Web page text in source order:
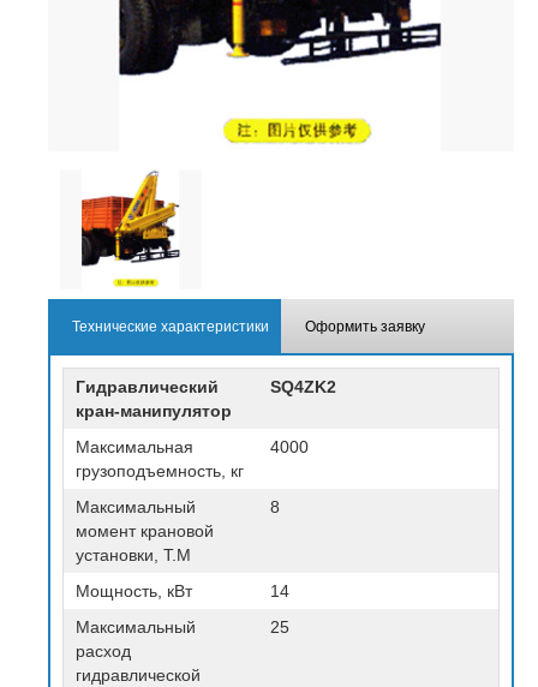
Технические характеристики Оформить заявку
Гидравлический
кран-манипулятор
SQ4ZK2
Максимальная
грузоподъемность, кг
4000
Максимальный
момент крановой
установки, T.M
8
Мощность, кВт
14
Максимальный
расход
гидравлической
25